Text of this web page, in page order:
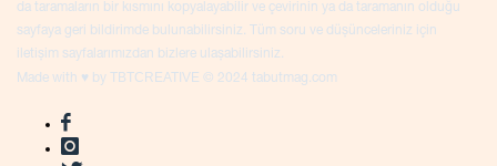
da taramaların bir kısmını kopyalayabilir ve çevirinin ya da taramanın olduğu
sayfaya geri bildirimde bulunabilirsiniz. Tüm soru ve düşünceleriniz için
iletişim sayfalarımızdan bizlere ulaşabilirsiniz.
Made with ♥ by TBTCREATIVE © 2024 tabutmag.com